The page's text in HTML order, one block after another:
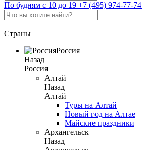
По будням с 10 до 19 +7 (495) 974-77-74
Страны
Россия
Назад
Россия
Алтай
Назад
Алтай
Туры на Алтай
Новый год на Алтае
Майские праздники
Архангельск
Назад